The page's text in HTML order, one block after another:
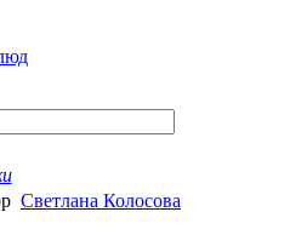
Светлана Колосова